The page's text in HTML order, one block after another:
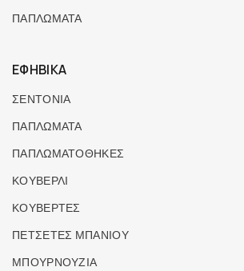
ΠΑΠΛΩΜΑΤΑ
ΕΦΗΒΙΚΑ
ΣΕΝΤΟΝΙΑ
ΠΑΠΛΩΜΑΤΑ
ΠΑΠΛΩΜΑΤΟΘΗΚΕΣ
ΚΟΥΒΕΡΛΙ
ΚΟΥΒΕΡΤΕΣ
ΠΕΤΣΕΤΕΣ ΜΠΑΝΙΟΥ
ΜΠΟΥΡΝΟΥΖΙΑ